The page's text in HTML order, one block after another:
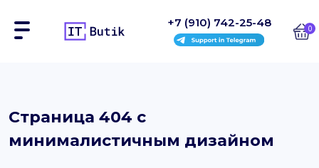
Интернет-магазины
+7 (910) 742-25-48 0
Страница 404 с
минималистичным дизайном